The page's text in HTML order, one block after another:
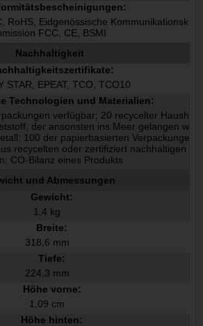
RoHS, Eidgenössische Kommunikationsk
FCC, CE, BSMI
Nachhaltigkeit
STAR, EPEAT, TCO, TCO10
Technologien und Materialien:
verfügbar; 20 recycelter Haush
der ansonsten ins Meer gelangen w
100 der papierbasierten Verpackunge
recycelten oder zertifiziert nachhaltigen
CO-Bilanz eines Produkts
und Abmessungen
Gewicht:
1,4 kg
Breite:
318,6 mm
Tiefe:
224,3 mm
Höhe vorne:
1,09 cm
Höhe hinten: